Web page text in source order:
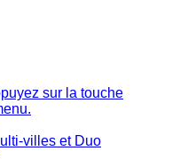
sur la touche
villes et Duo